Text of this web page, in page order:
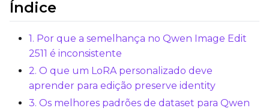
AdamW8Bit
Learning Rate
Índice
1. Por que a semelhança no Qwen Image Edit
2511 é inconsistente
2. O que um LoRA personalizado deve
aprender para edição preserve identity
3. Os melhores padrões de dataset para Qwen